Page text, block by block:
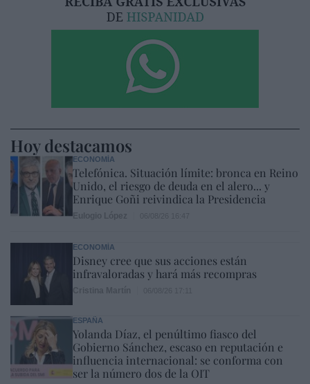
Hoy destacamos
ECONOMÍA
Telefónica. Situación límite: bronca en Reino
Unido, el riesgo de deuda en el alero... y
Enrique Goñi reivindica la Presidencia
ECONOMÍA
Disney cree que sus acciones están
infravaloradas y hará más recompras
ESPAÑA
Yolanda Díaz, el penúltimo fiasco del
Gobierno Sánchez, escaso en reputación e
influencia internacional: se conforma con
ser la número dos de la OIT